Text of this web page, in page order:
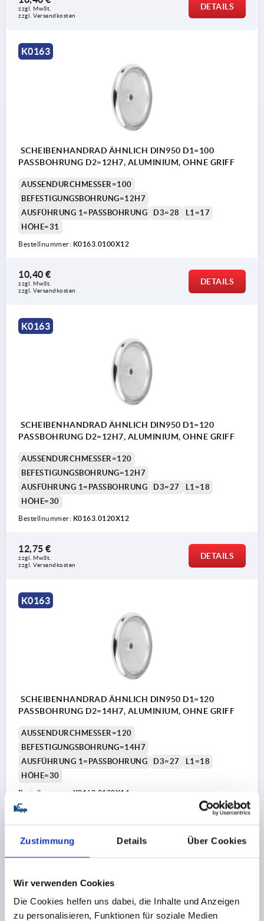
Zustimmung Details Über Cookies
Wir verwenden Cookies
Die Cookies helfen uns dabei, die Inhalte und Anzeigen
zu personalisieren, Funktionen für soziale Medien
zzgl. MwSt.
zzgl. Versandkosten
DETAILS
K0163
SCHEIBENHANDRAD ÄHNLICH DIN950 D1=100
PASSBOHRUNG D2=12H7, ALUMINIUM, OHNE GRIFF
AUSSENDURCHMESSER=100
BEFESTIGUNGSBOHRUNG=12H7
AUSFÜHRUNG 1=PASSBOHRUNG
D3=28
L1=17
HÖHE=31
Bestellnummer: K0163.0100X12
10,40 €
zzgl. MwSt.
zzgl. Versandkosten
DETAILS
K0163
SCHEIBENHANDRAD ÄHNLICH DIN950 D1=120
PASSBOHRUNG D2=12H7, ALUMINIUM, OHNE GRIFF
AUSSENDURCHMESSER=120
BEFESTIGUNGSBOHRUNG=12H7
AUSFÜHRUNG 1=PASSBOHRUNG
D3=27
L1=18
HÖHE=30
Bestellnummer: K0163.0120X12
12,75 €
zzgl. MwSt.
zzgl. Versandkosten
DETAILS
K0163
SCHEIBENHANDRAD ÄHNLICH DIN950 D1=120
PASSBOHRUNG D2=14H7, ALUMINIUM, OHNE GRIFF
AUSSENDURCHMESSER=120
BEFESTIGUNGSBOHRUNG=14H7
AUSFÜHRUNG 1=PASSBOHRUNG
D3=27
L1=18
HÖHE=30
Bestellnummer: K0163.0120X14
zzgl. Versandkosten